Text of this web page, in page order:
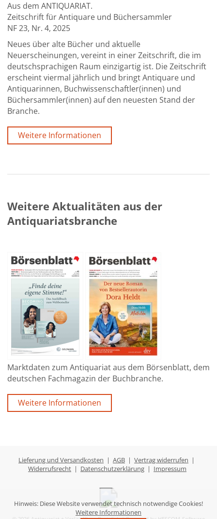
Hinweis: Diese Website verwendet technisch notwendige Cookies!
Weitere Informationen
Aus dem ANTIQUARIAT.
Zeitschrift für Antiquare und Büchersammler
NF 23, Nr. 4, 2025
Neues über alte Bücher und aktuelle
Neuerscheinungen, vereint in einer Zeitschrift, die im
deutschsprachigen Raum einzigartig ist. Die Zeitschrift
erscheint viermal jährlich und bringt Antiquare und
Antiquarinnen, Buchwissenschaftler(innen) und
Büchersammler(innen) auf den neuesten Stand der
Branche.
Weitere Informationen
Weitere Aktualitäten aus der
Antiquariatsbranche
Marktdaten zum Antiquariat aus dem Börsenblatt, dem
deutschen Fachmagazin der Buchbranche.
Weitere Informationen
Lieferung und Versandkosten | AGB | Vertrag widerrufen |
Widerrufsrecht | Datenschutzerklärung | Impressum